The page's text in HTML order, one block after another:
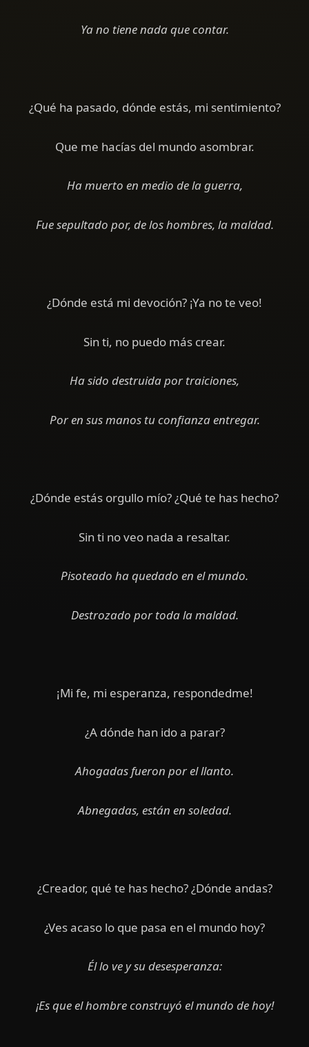
Ya no tiene nada que contar.
¿Qué ha pasado, dónde estás, mi sentimiento?
Que me hacías del mundo asombrar.
Ha muerto en medio de la guerra,
Fue sepultado por, de los hombres, la maldad.
¿Dónde está mi devoción? ¡Ya no te veo!
Sin ti, no puedo más crear.
Ha sido destruida por traiciones,
Por en sus manos tu confianza entregar.
¿Dónde estás orgullo mío? ¿Qué te has hecho?
Sin ti no veo nada a resaltar.
Pisoteado ha quedado en el mundo.
Destrozado por toda la maldad.
¡Mi fe, mi esperanza, respondedme!
¿A dónde han ido a parar?
Ahogadas fueron por el llanto.
Abnegadas, están en soledad.
¿Creador, qué te has hecho? ¿Dónde andas?
¿Ves acaso lo que pasa en el mundo hoy?
Él lo ve y su desesperanza:
¡Es que el hombre construyó el mundo de hoy!